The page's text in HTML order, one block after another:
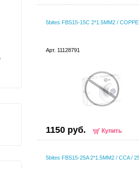
5bites FBS15-15C 2*1.5ММ2 /
Арт. 11128791
1150 руб. Купить
5bites FBS15-25A 2*1.5ММ2 / CCA /